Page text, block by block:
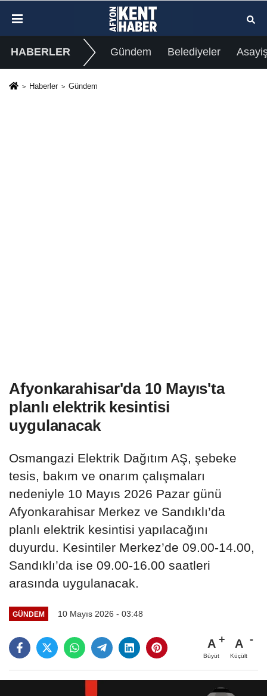
HABERLER Gündem Belediyeler
Haberler Gündem
Afyonkarahisar'da 10 Mayıs'ta
planlı elektrik kesintisi
uygulanacak
Osmangazi Elektrik Dağıtım AŞ, şebeke
tesis, bakım ve onarım çalışmaları
nedeniyle 10 Mayıs 2026 Pazar günü
Afyonkarahisar Merkez ve Sandıklı’da
planlı elektrik kesintisi yapılacağını
duyurdu. Kesintiler Merkez’de 09.00-14.00,
Sandıklı’da ise 09.00-16.00 saatleri
arasında uygulanacak.
GÜNDEM 10 Mayıs 2026 - 03:48
A
Büyüt
A
Küçült